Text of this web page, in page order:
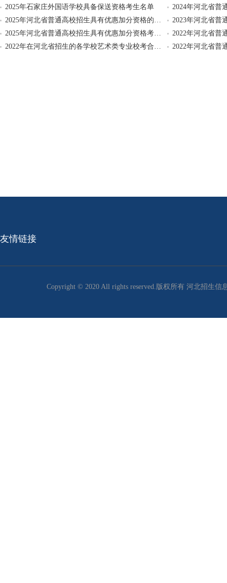
2025年石家庄外国语学校具备保送资格考生名单
2024年河北省普
2025年河北省普通高校招生具有优惠加分资格的考生名单
2025年河北省普通高校招生具有优惠加分资格考生补充公示名单
2022年在河北省招生的各学校艺术类专业校考合格考生公示名单
友情链接
Copyright © 2020 All rights reserved.版权所有 河北招生